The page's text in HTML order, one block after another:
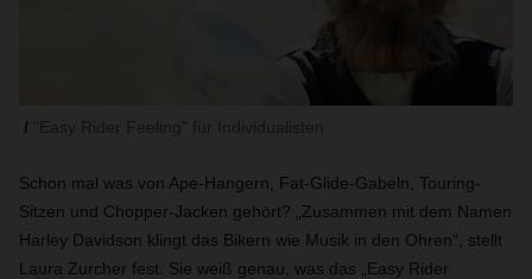
Schon mal was von Ape-Hangern, Fat-Glide-Gabeln, Touring-
Sitzen und Chopper-Jacken gehört? „Zusammen mit dem Namen
Harley Davidson klingt das Bikern wie Musik in den Ohren“, stellt
Laura Zurcher fest. Sie weiß genau, was das „Easy Rider